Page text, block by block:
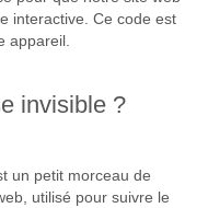
interactive. Ce code est
appareil.
invisible ?
un petit morceau de
utilisé pour suivre le